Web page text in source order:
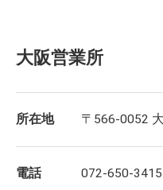
大阪営業所
所在地 〒566-0052
電話 072-650-3415